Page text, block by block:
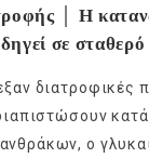
│ Η
σε
διατροφικές
ο